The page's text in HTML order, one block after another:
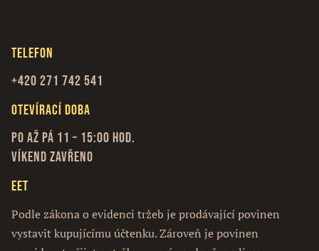
Telefon
+420 271 742 541
Otevírací doba
Po až Pá 11 – 15:00 hod.
Víkend zavřeno
EET
Podle zákona o evidenci tržeb je prodávající povinen
vystavit kupujícímu účtenku. Zároveň je povinen